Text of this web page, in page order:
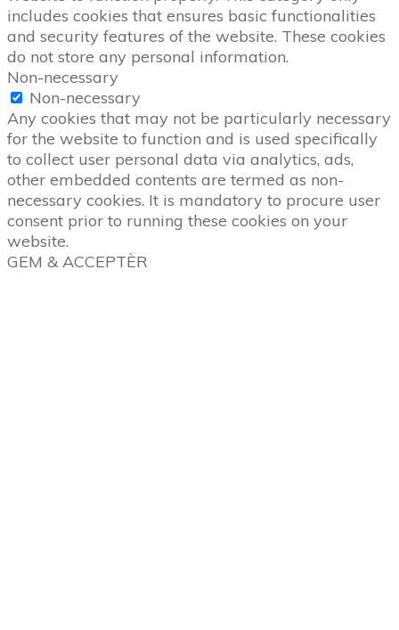
includes cookies that ensures basic functionalities
and security features of the website. These cookies
do not store any personal information.
Non-necessary
Non-necessary
Any cookies that may not be particularly necessary
for the website to function and is used specifically
to collect user personal data via analytics, ads,
other embedded contents are termed as non-
necessary cookies. It is mandatory to procure user
consent prior to running these cookies on your
website.
GEM & ACCEPTÈR